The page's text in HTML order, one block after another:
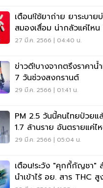
เตือน!ใช้ยาถ่าย ยาระบาย
สมองเสื่อม น่ากลัวแค่ไห
27 มี.ค. 2566 | 04:40 น.
ข่าวดี!บางจากตรึงราคาน้
7 วันช่วงสงกรานต์
29 มี.ค. 2566 | 01:41 น.
PM 2.5 วันนี้คนไทยป่วยแ
1.7 ล้านราย อันตรายแค่ไ
เลย
29 มี.ค. 2566 | 05:04 น.
เตือน!ระวัง "คุกกี้กัญชา"
นำเข้าไร้ อย. สาร THC